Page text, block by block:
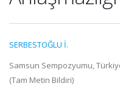
SERBESTOĞLU İ.
Samsun Sempozyumu,
(Tam Metin Bildiri)